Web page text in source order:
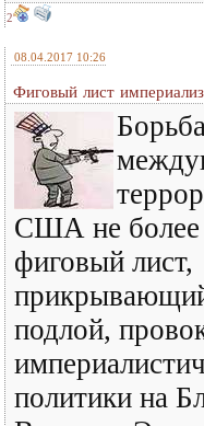
2
08.04.2017 10:26
Фиговый лист
США не более
фиговый лист,
подлой,
политики на